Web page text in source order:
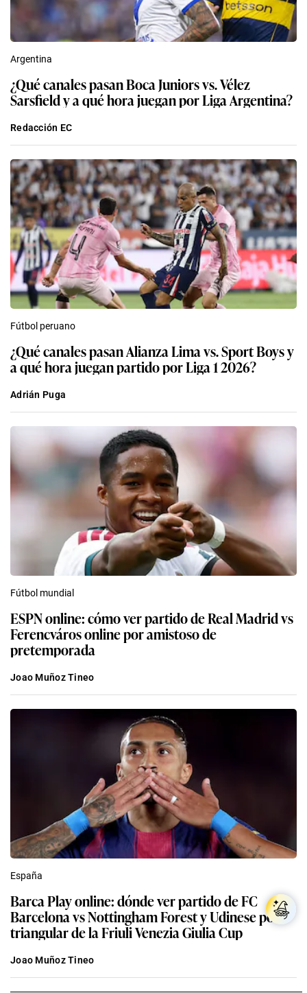
Argentina
¿Qué canales pasan Boca Juniors vs. Vélez
Sarsfield y a qué hora juegan por Liga Argentina?
Redacción EC
Fútbol peruano
¿Qué canales pasan Alianza Lima vs. Sport Boys y
a qué hora juegan partido por Liga 1 2026?
Adrián Puga
Fútbol mundial
ESPN online: cómo ver partido de Real Madrid vs
Ferencváros online por amistoso de
pretemporada
Joao Muñoz Tineo
España
Barca Play online: dónde ver partido de FC
Barcelona vs Nottingham Forest y Udinese por
triangular de la Friuli Venezia Giulia Cup
Joao Muñoz Tineo